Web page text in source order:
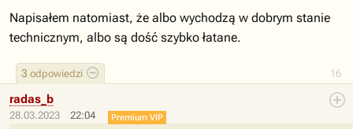
16
3 odpowiedzi
Napisałem natomiast, że albo wychodzą w dobrym stanie
technicznym, albo są dość szybko łatane.
28.03.2023 22:04
radas_b
Premium VIP